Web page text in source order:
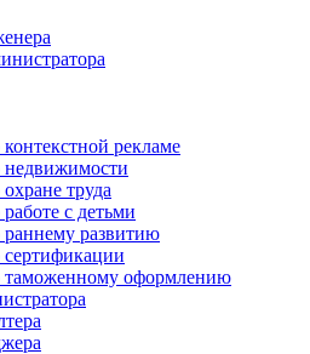
рекламе
труда
с детьми
развитию
таможенному оформлению